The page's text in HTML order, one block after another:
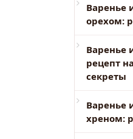
Варенье
орехом:
Варенье
рецепт
секреты
Варенье
хреном: